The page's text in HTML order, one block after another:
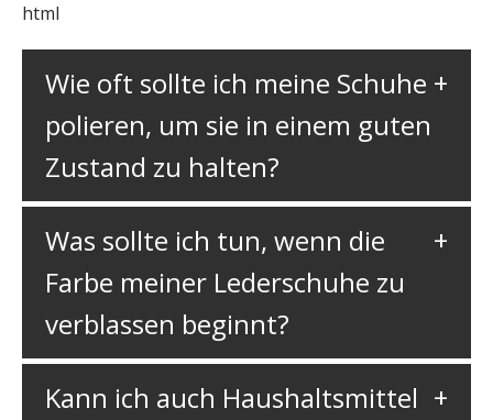
html
Wie oft sollte ich meine Schuhe
polieren, um sie in einem guten
Zustand zu halten?
Was sollte ich tun, wenn die
Farbe meiner Lederschuhe zu
verblassen beginnt?
Kann ich auch Haushaltsmittel